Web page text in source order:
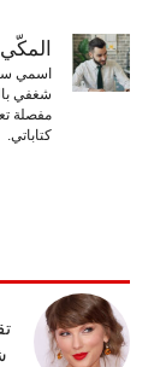
اسمي
شغفي
مفصلة
كتاباتي.